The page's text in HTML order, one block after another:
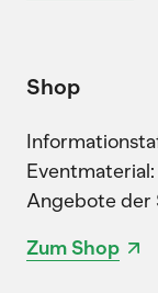
Shop
Angebote der
Zum Shop